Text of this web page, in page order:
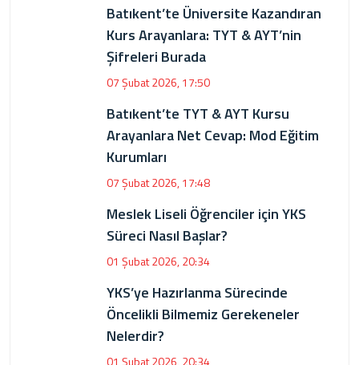
Batıkent’te Üniversite Kazandıran
Kurs Arayanlara: TYT & AYT’nin
Şifreleri Burada
07 Şubat 2026, 17:50
Batıkent’te TYT & AYT Kursu
Arayanlara Net Cevap: Mod Eğitim
Kurumları
07 Şubat 2026, 17:48
Meslek Liseli Öğrenciler için YKS
Süreci Nasıl Başlar?
01 Şubat 2026, 20:34
YKS’ye Hazırlanma Sürecinde
Öncelikli Bilmemiz Gerekeneler
Nelerdir?
01 Şubat 2026, 20:34